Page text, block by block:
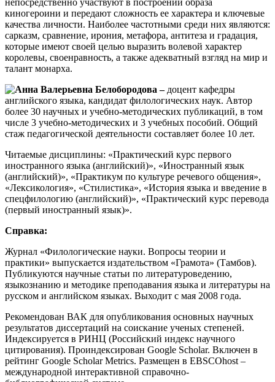
непосредственно участвуют в построении образа
киногероини и передают сложность ее характера и ключевые
качества личности. Наиболее частотными среди них являются:
сарказм, сравнение, ирония, метафора, антитеза и градация,
которые имеют своей целью выразить волевой характер
королевы, своенравность, а также адекватный взгляд на мир и
талант монарха.
Анна Валерьевна Белобородова –доцент кафедры
английского языка, кандидат филологических наук. Автор
более 30 научных и учебно-методических публикаций, в том
числе 3 учебно-методических и 3 учебных пособий. Общий
стаж педагогической деятельности составляет более 10 лет.
Читаемые дисциплины: «Практический курс первого
иностранного языка (английский)», «Иностранный язык
(английский)», «Практикум по культуре речевого общения»,
«Лексикология», «Стилистика», «История языка и введение в
спецфилологию (английский)», «Практический курс перевода
(первый иностранный язык)».
Справка:
Журнал «Филологические науки. Вопросы теории и
практики» выпускается издательством «Грамота» (Тамбов).
Публикуются научные статьи по литературоведению,
языкознанию и методике преподавания языка и литературы на
русском и английском языках. Выходит с мая 2008 года.
Рекомендован ВАК для опубликования основных научных
результатов диссертаций на соискание ученых степеней.
Индексируется в РИНЦ (Российский индекс научного
цитирования). Проиндексирован Google Scholar. Включен в
рейтинг Google Scholar Metrics. Размещен в EBSCOhost –
международной интерактивной справочно-